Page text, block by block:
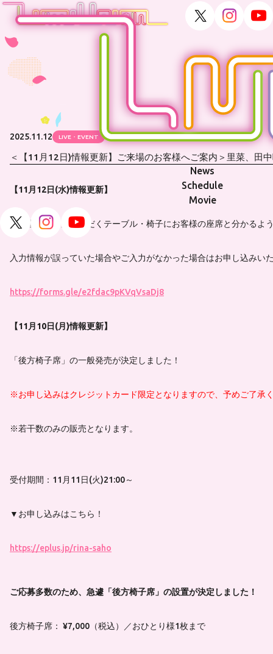
News
Schedule
Movie
2025.11.12 LIVE・EVENT
＜【11月12日)情報更新】ご来場のお客様へご案内＞里菜、
【11月12日(水)情報更新】
公演当日ご着席いただくテーブル・椅子にお客様の座席と分かる
入力情報が誤っていた場合やご入力がなかった場合はお申し込みい
https://forms.gle/e2fdac9pKVqVsaDj8
【11月10日(月)情報更新】
「後方椅子席」の一般発売が決定しました！
※お申し込みはクレジットカード限定となりますので、予めご了承く
※若干数のみの販売となります。
受付期間：11月11日(火)21:00～
▼お申し込みはこちら！
https://eplus.jp/rina-saho
ご応募多数のため、急遽「後方椅子席」の設置が決定しました！
後方椅子席： ¥7,000（税込）／おひとり様1枚まで